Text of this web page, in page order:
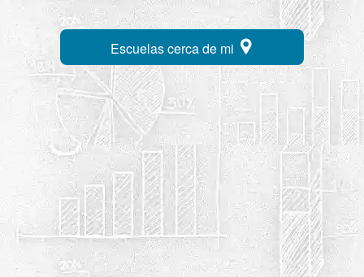
Escuelas cerca de mi